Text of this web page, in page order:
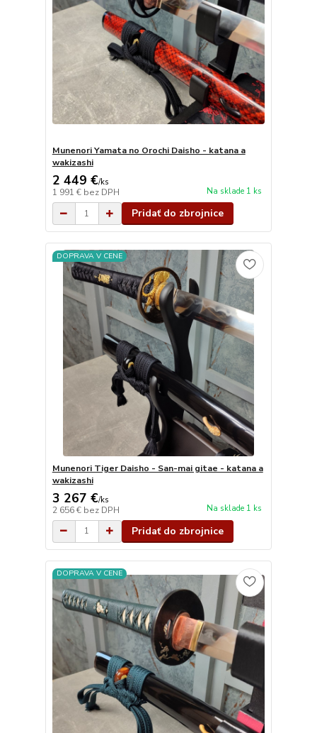
Munenori Yamata no Orochi Daisho - katana a
wakizashi
2 449 €/ks
1 991 € bez DPH Na sklade 1 ks
Pridať do zbrojnice
DOPRAVA V CENE
Munenori Tiger Daisho - San-mai gitae - katana a
wakizashi
3 267 €/ks
2 656 € bez DPH Na sklade 1 ks
Pridať do zbrojnice
DOPRAVA V CENE